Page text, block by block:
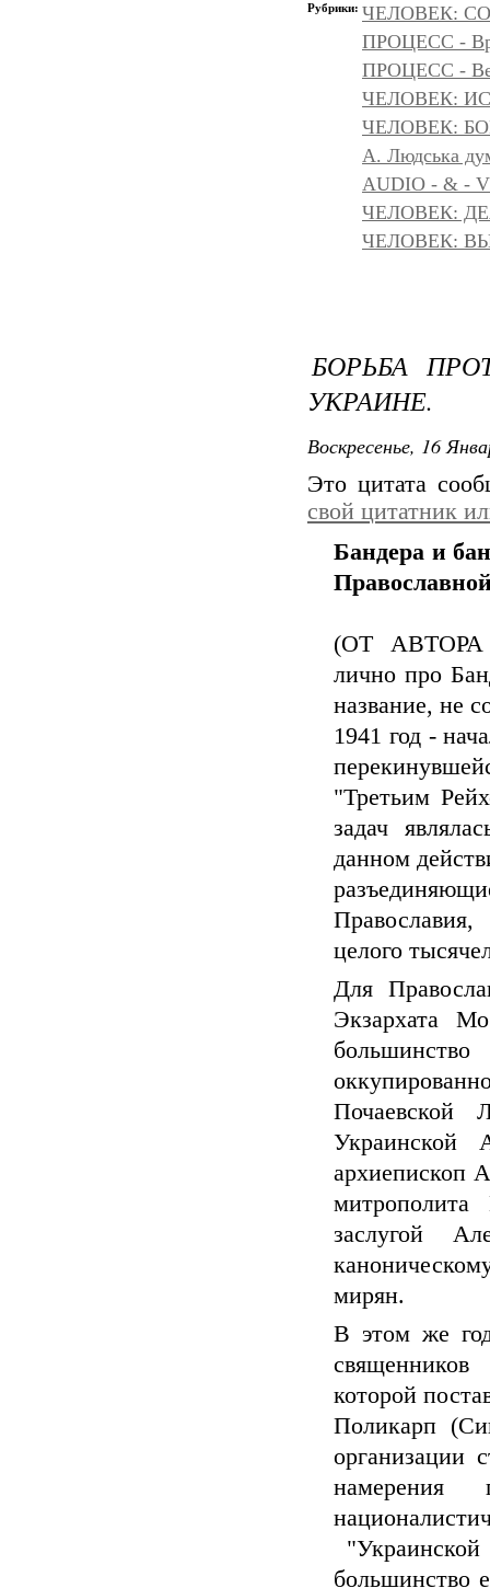
Рубрики: ЧЕЛОВЕК:
ПРОЦЕСС -
ПРОЦЕСС -
ЧЕЛОВЕК:
ЧЕЛОВЕК:
A. Людська
AUDIO - & -
ЧЕЛОВЕК:
ЧЕЛОВЕК:
БОРЬБА
УКРАИНЕ.
Воскресенье, 16
Это цитата
свой цитатник
Бандера и
(ОТ АВТОРА
лично про
название, не
1941 год -
"Третьим
задач
данном
целого
Для
Экзархата
Почаевской
Украинской
архиепископ
заслугой
мирян.
В этом же
которой
Поликарп
организации
большинство